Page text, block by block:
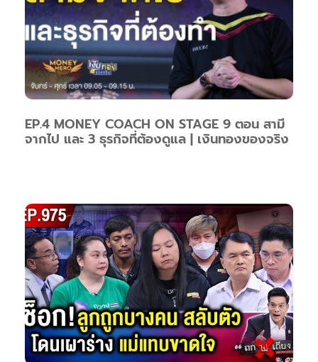
EP.4 MONEY COACH ON STAGE 9 ตอน สามี
จากไป และ 3 ธุรกิจที่ต้องดูแล | เงินทองของจริง